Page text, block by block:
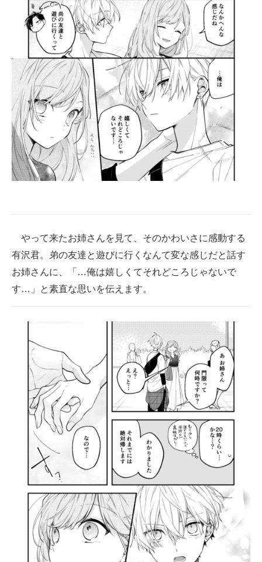
やって来たお姉さんを見て、そのかわいさに感動する
有沢君。弟の友達と遊びに行くなんて変な感じだと話す
お姉さんに、「…俺は嬉しくてそれどころじゃないで
す…」と素直な思いを伝えます。